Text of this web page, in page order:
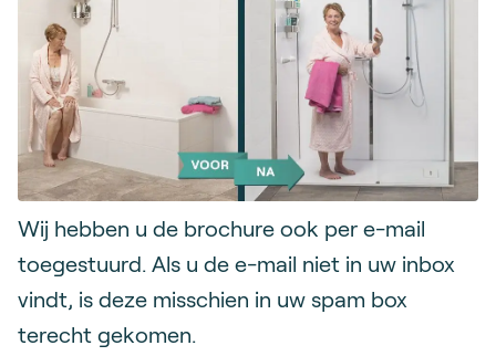
Wij hebben u de brochure ook per e-mail
toegestuurd. Als u de e-mail niet in uw inbox
vindt, is deze misschien in uw spam box
terecht gekomen.